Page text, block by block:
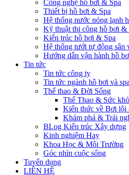
Công nghệ hồ bơi & Spa
Thiết bị hồ bơi & Spa
Hệ thống nước nóng lạnh
Kỹ thuật thi công hồ bơi &
Kiến trúc hồ bơi & Spa
Hệ thống tưới tự động sân
Hướng dẫn vận hành hồ
Tin tức
Tin tức công ty
Tin tức ngành hồ bơi và spa
Thể thao & Đời Sống
Thể Thao & Sức
Kiến thức về Bơi lội
Khám phá & Trải
BLog Kiến trúc Xây dựng
Kinh nghiệm Hay
Khoa Học & Môi Trường
Góc nhìn cuộc sống
Tuyển dụng
LIÊN HỆ